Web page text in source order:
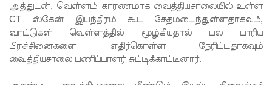
கள்
காரணமா
க சில
அத்துடன், வெள்ளம் காரணமாக வைத்தியசாலையில் உள்ள
CT ஸ்கேன் இயந்திரம் கூட சேதமடைந்துள்ளதாகவும்,
வாட்டுகள் வெள்ளத்தில் மூழ்கியதால் பல பாரிய
பிரச்சினைகளை எதிர்கொள்ள நேரிட்டதாகவும்
வைத்தியசாலை பணிப்பாளர் சுட்டிக்காட்டினார்.